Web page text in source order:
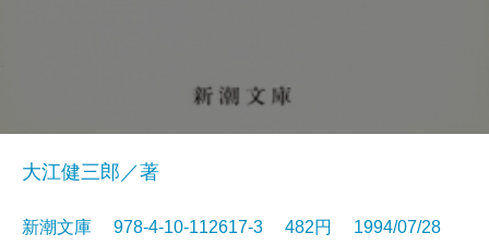
大江健三郎／著
新潮文庫 978-4-10-112617-3 482円 1994/07/28